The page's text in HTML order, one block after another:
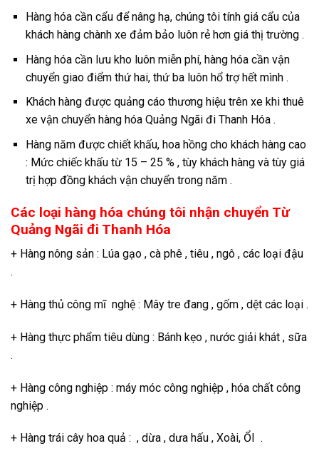
Hàng hóa cần cẩu để nâng hạ, chúng tôi tính giá cẩu của
khách hàng chành xe đảm bảo luôn rẻ hơn giá thị trường .
Hàng hóa cần lưu kho luôn miễn phí, hàng hóa cần vận
chuyển giao điểm thứ hai, thứ ba luôn hổ trợ hết mình .
Khách hàng được quảng cáo thương hiệu trên xe khi thuê
xe vận chuyển hàng hóa Quảng Ngãi đi Thanh Hóa .
Hàng năm được chiết khấu, hoa hồng cho khách hàng cao
: Mức chiếc khấu từ 15 – 25 % , tùy khách hàng và tùy giá
trị hợp đồng khách vận chuyển trong năm .
Các loại hàng hóa chúng tôi nhận chuyển Từ
Quảng Ngãi đi Thanh Hóa
+ Hàng nông sản : Lúa gạo , cà phê , tiêu , ngô , các loại đậu
.
+ Hàng thủ công mĩ nghệ : Mây tre đang , gốm , dệt các loại .
+ Hàng thực phẩm tiêu dùng : Bánh kẹo , nước giải khát , sữa
.
+ Hàng công nghiệp : máy móc công nghiệp , hóa chất công
nghiệp .
+ Hàng trái cây hoa quả : , dừa , dưa hấu , Xoài, ỔI .